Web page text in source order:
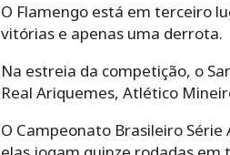
O Flamengo está em terceiro
vitórias e apenas uma derrota.
Na estreia da competição, o
Real Ariquemes, Atlético
O Campeonato Brasileiro